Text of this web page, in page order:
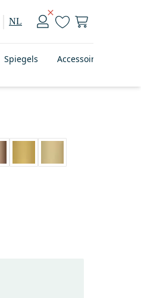
NL
Spiegels Accessoires